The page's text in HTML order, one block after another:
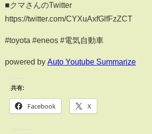
■クマさんのTwitter
https://twitter.com/CYXuAxfGlfFzZCT
#toyota #eneos #電気自動車
powered by Auto Youtube Summarize
共有:
Facebook X